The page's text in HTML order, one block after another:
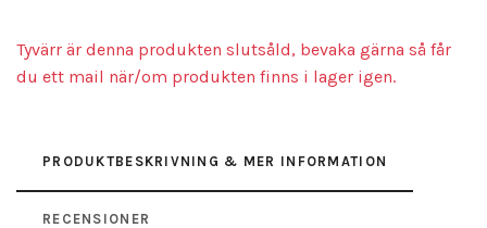
Tyvärr är denna produkten slutsåld, bevaka gärna så får
du ett mail när/om produkten finns i lager igen.
PRODUKTBESKRIVNING & MER INFORMATION
RECENSIONER